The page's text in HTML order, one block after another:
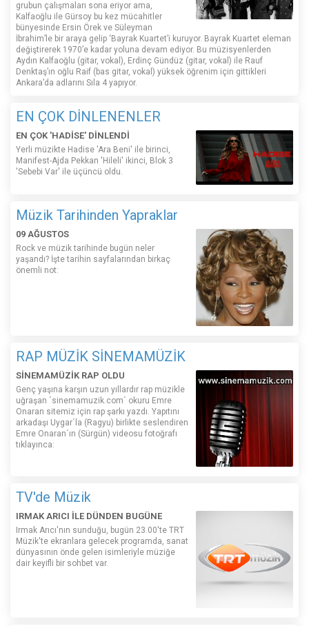
grubun çalışmaları sona eriyor ama,
Kalfaoğlu ile Gürsoy bu kez mücahitler
bünyesinde Ersin Örek ve Süleyman
İbrahim’le bir araya gelip ‘Bayrak Kuartet’i kuruyor. Bayrak Kuartet eleman
değiştirerek 1970’e kadar yoluna devam ediyor. Bu müzisyenlerden
Aydın Kalfaoğlu (gitar, vokal), Erdinç Gündüz (gitar, vokal) ile Rauf
Denktaş’ın oğlu Raif (bas gitar, vokal) yüksek öğrenim için gittikleri
Ankara’da adlarını Sıla 4 yapıyor.
EN ÇOK DİNLENENLER
EN ÇOK 'HADİSE' DİNLENDİ
Yerli müzikte Hadise 'Ara Beni' ile birinci,
Manifest-Ajda Pekkan 'Hileli' ikinci, Blok 3
'Sebebi Var' ile üçüncü oldu.
Müzik Tarihinden Yapraklar
09 AĞUSTOS
Rock ve müzik tarihinde bugün neler
yaşandı? İşte tarihin sayfalarından birkaç
önemli not:
RAP MÜZİK SİNEMAMÜZİK
SİNEMAMÜZİK RAP OLDU
Genç yaşına karşın uzun yıllardır rap müzikle
uğraşan ´sinemamuzik.com´ okuru Emre
Onaran sitemiz için rap şarkı yazdı. Yapıtını
arkadaşı Uygar´la (Ragyu) birlikte seslendiren
Emre Onaran´ın (Sürgün) videosu fotoğrafı
tıklayınca:
TV'de Müzik
IRMAK ARICI İLE DÜNDEN BUGÜNE
Irmak Arıcı'nın sunduğu, bugün 23.00'te TRT
Müzik'te ekranlara gelecek programda, sanat
dünyasının önde gelen isimleriyle müziğe
dair keyifli bir sohbet var.